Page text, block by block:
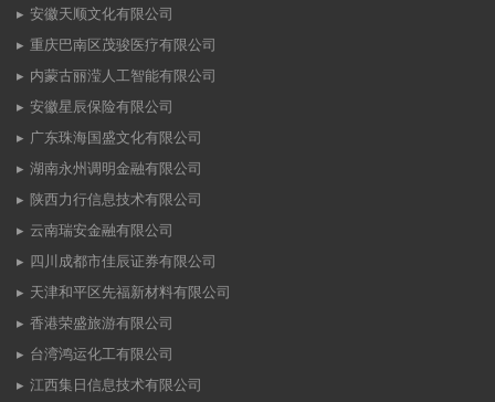
安徽天顺文化有限公司
重庆巴南区茂骏医疗有限公司
内蒙古丽滢人工智能有限公司
安徽星辰保险有限公司
广东珠海国盛文化有限公司
湖南永州调明金融有限公司
陕西力行信息技术有限公司
云南瑞安金融有限公司
四川成都市佳辰证券有限公司
天津和平区先福新材料有限公司
香港荣盛旅游有限公司
台湾鸿运化工有限公司
江西集日信息技术有限公司